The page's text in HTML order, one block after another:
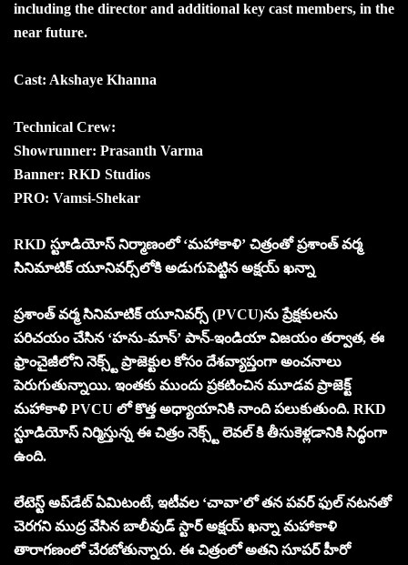
including the director and additional key cast members, in the
near future.
Cast: Akshaye Khanna
Technical Crew:
Showrunner: Prasanth Varma
Banner: RKD Studios
PRO: Vamsi-Shekar
RKD స్టూడియోస్ నిర్మాణంలో ‘మహాకాళి’ చిత్రంతో ప్రశాంత్ వర్మ
సినిమాటిక్ యూనివర్స్‌లోకి అడుగుపెట్టిన అక్షయ్ ఖన్నా
ప్రశాంత్ వర్మ సినిమాటిక్ యూనివర్స్ (PVCU)ను ప్రేక్షకులను
పరిచయం చేసిన ‘హను-మాన్’ పాన్-ఇండియా విజయం తర్వాత, ఈ
ఫ్రాంచైజీలోని నెక్స్ట్ ప్రాజెక్టుల కోసం దేశవ్యాప్తంగా అంచనాలు
పెరుగుతున్నాయి. ఇంతకు ముందు ప్రకటించిన మూడవ ప్రాజెక్ట్
మహాకాళి PVCU లో కొత్త అధ్యాయానికి నాంది పలుకుతుంది. RKD
స్టూడియోస్ నిర్మిస్తున్న ఈ చిత్రం నెక్స్ట్ లెవల్ కి తీసుకెళ్లడానికి సిద్ధంగా
ఉంది.
లేటెస్ట్ అప్‌డేట్ ఏమిటంటే, ఇటీవల ‘చావా’లో తన పవర్ ఫుల్ నటనతో
చెరగని ముద్ర వేసిన బాలీవుడ్ స్టార్ అక్షయ్ ఖన్నా మహాకాళి
తారాగణంలో చేరబోతున్నారు. ఈ చిత్రంలో అతని సూపర్ హీరో